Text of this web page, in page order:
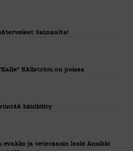
Saimaalta!
Källström on poissa
häiriköity
evakko ja veteraanin leski Annikki